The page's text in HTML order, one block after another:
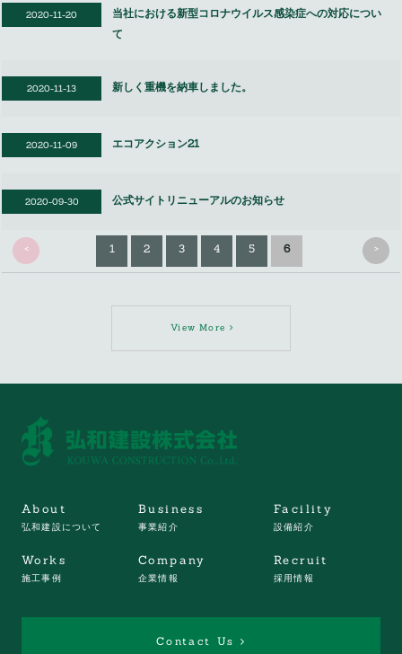
2020-11-20
当社における新型コロナウイルス感染症への対応につい
て
2020-11-13 新しく重機を納車しました。
2020-11-09 エコアクション21
2020-09-30 公式サイトリニューアルのお知らせ
< 1 2 3 4 5 6 >
View More
About
弘和建設について
Business
事業紹介
Facility
設備紹介
Works
施工事例
Company
企業情報
Recruit
採用情報
Contact Us